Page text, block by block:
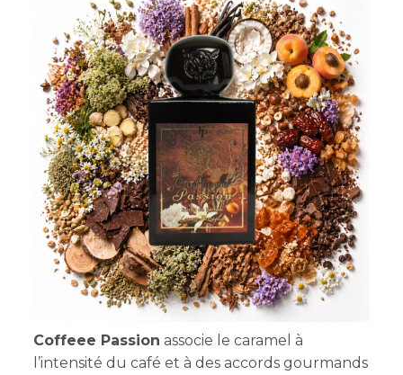
Coffeee Passion associe le caramel à
l’intensité du café et à des accords gourmands